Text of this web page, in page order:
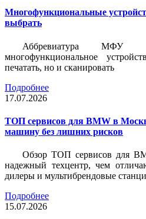
Многофункциональные
выбрать
Аббревиатура МФУ
многофункциональное
печатать, но и сканировать
Подробнее
17.07.2026
ТОП сервисов для BMW в
машину без лишних рисков
Обзор ТОП сервисов для
надежный техцентр, чем
дилеры и мультибрендовые
Подробнее
15.07.2026